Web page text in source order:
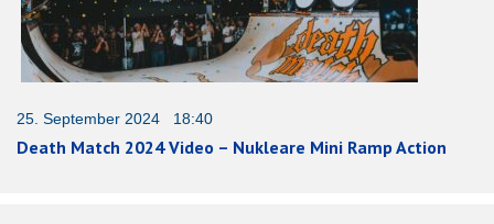
25. September 2024 18:40
Death Match 2024 Video – Nukleare Mini Ramp Action